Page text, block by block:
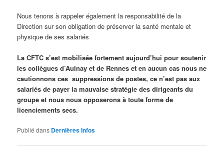
Nous tenons à rappeler également la responsabilité de la
Direction sur son obligation de préserver la santé mentale et
physique de ses salariés
La CFTC s’est mobilisée fortement aujourd’hui pour soutenir
les collègues d’Aulnay et de Rennes et en aucun cas nous ne
cautionnons ces suppressions de postes, ce n’est pas aux
salariés de payer la mauvaise stratégie des dirigeants du
groupe et nous nous opposerons à toute forme de
licenciements secs.
Publié dans Dernières Infos